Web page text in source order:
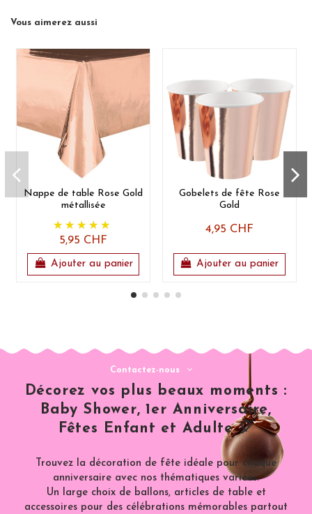
Vous aimerez aussi
Nappe de table Rose Gold
métallisée
5,95 CHF
Ajouter au panier
Gobelets de fête Rose
Gold
4,95 CHF
Ajouter au panier
Contactez-nous
Décorez vos plus beaux moments :
Baby Shower, 1er Anniversaire,
Fêtes Enfant et Adulte 🎈
Trouvez la décoration de fête idéale pour chaque
anniversaire avec nos thématiques variées.
Un large choix de ballons, articles de table et
accessoires pour des célébrations mémorables partout